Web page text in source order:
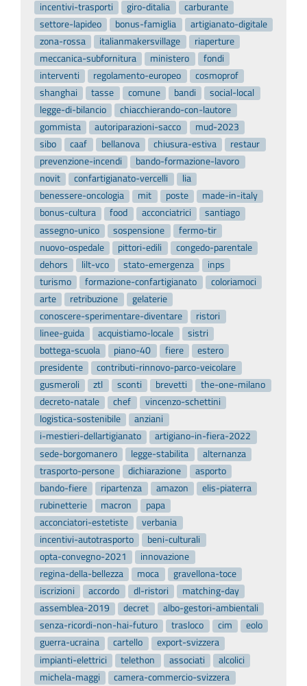
incentivi-trasporti
giro-ditalia
carburante
settore-lapideo
bonus-famiglia
artigianato-digitale
zona-rossa
italianmakersvillage
riaperture
meccanica-subfornitura
ministero
fondi
interventi
regolamento-europeo
cosmoprof
shanghai
tasse comune bandi
social-local
legge-di-bilancio
chiacchierando-con-lautore
gommista
autoriparazioni-sacco
mud-2023
sibo
caaf bellanova chiusura-estiva
restaur
prevenzione-incendi
bando-formazione-lavoro
novit
confartigianato-vercelli
lia
benessere-oncologia
mit poste
made-in-italy
bonus-cultura
food acconciatrici
santiago
assegno-unico
sospensione
fermo-tir
nuovo-ospedale
pittori-edili
congedo-parentale
dehors
lilt-vco stato-emergenza
inps
turismo
formazione-confartigianato
coloriamoci
arte
retribuzione
gelaterie
conoscere-sperimentare-diventare
ristori
linee-guida
acquistiamo-locale
sistri
bottega-scuola
piano-40 fiere
estero
presidente
contributi-rinnovo-parco-veicolare
gusmeroli
ztl sconti brevetti
the-one-milano
decreto-natale
chef
vincenzo-schettini
logistica-sostenibile
anziani
i-mestieri-dellartigianato
artigiano-in-fiera-2022
sede-borgomanero
legge-stabilita
alternanza
trasporto-persone
dichiarazione
asporto
bando-fiere
ripartenza amazon
elis-piaterra
rubinetterie
macron
papa
acconciatori-estetiste
verbania
incentivi-autotrasporto
beni-culturali
opta-convegno-2021
innovazione
regina-della-bellezza
moca
gravellona-toce
iscrizioni
accordo dl-ristori
matching-day
assemblea-2019
decret
albo-gestori-ambientali
senza-ricordi-non-hai-futuro
trasloco cim
eolo
guerra-ucraina
cartello
export-svizzera
impianti-elettrici
telethon associati
alcolici
michela-maggi
camera-commercio-svizzera